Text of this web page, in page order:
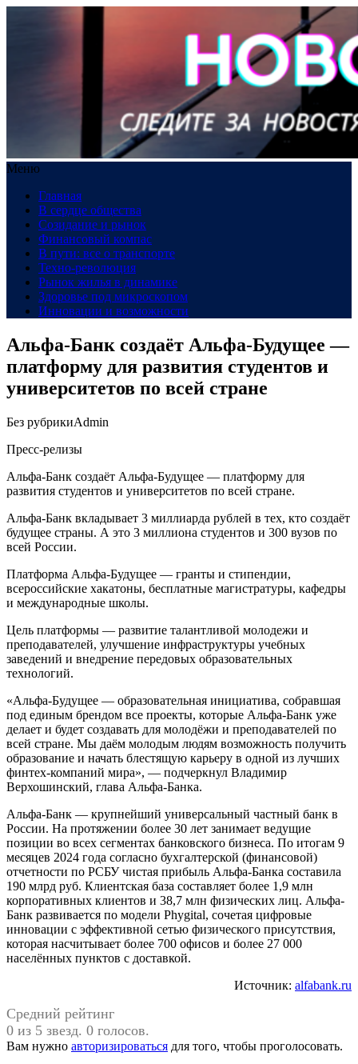
Меню
Главная
В сердце общества
Созидание и рынок
Финансовый компас
В пути: все о транспорте
Техно-революция
Рынок жилья в динамике
Здоровье под микроскопом
Инновации и возможности
Альфа-Банк создаёт Альфа-Будущее —
платформу для развития студентов и
университетов по всей стране
Без рубрикиAdmin
Пресс-релизы
Альфа-Банк создаёт Альфа-Будущее — платформу для
развития студентов и университетов по всей стране.
Альфа-Банк вкладывает 3 миллиарда рублей в тех, кто создаёт
будущее страны. А это 3 миллиона студентов и 300 вузов по
всей России.
Платформа Альфа-Будущее — гранты и стипендии,
всероссийские хакатоны, бесплатные магистратуры, кафедры
и международные школы.
Цель платформы — развитие талантливой молодежи и
преподавателей, улучшение инфраструктуры учебных
заведений и внедрение передовых образовательных
технологий.
«Альфа-Будущее — образовательная инициатива, собравшая
под единым брендом все проекты, которые Альфа-Банк уже
делает и будет создавать для молодёжи и преподавателей по
всей стране. Мы даём молодым людям возможность получить
образование и начать блестящую карьеру в одной из лучших
финтех-компаний мира», — подчеркнул Владимир
Верхошинский, глава Альфа-Банка.
Альфа-Банк — крупнейший универсальный частный банк в
России. На протяжении более 30 лет занимает ведущие
позиции во всех сегментах банковского бизнеса. По итогам 9
месяцев 2024 года согласно бухгалтерской (финансовой)
отчетности по РСБУ чистая прибыль Альфа-Банка составила
190 млрд руб. Клиентская база составляет более 1,9 млн
корпоративных клиентов и 38,7 млн физических лиц. Альфа-
Банк развивается по модели Phygital, сочетая цифровые
инновации с эффективной сетью физического присутствия,
которая насчитывает более 700 офисов и более 27 000
населённых пунктов с доставкой.
Источник: alfabank.ru
Средний рейтинг
0 из 5 звезд. 0 голосов.
Вам нужно авторизироваться для того, чтобы проголосовать.